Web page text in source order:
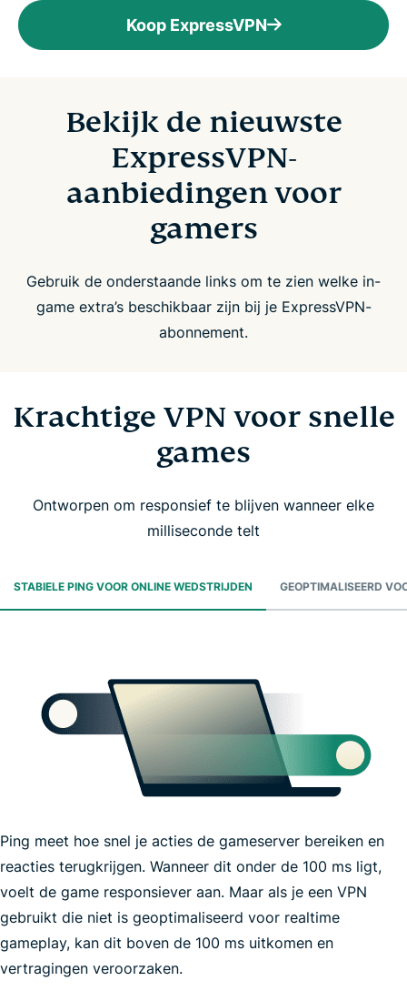
Koop ExpressVPN
Bekijk de nieuwste
ExpressVPN-
aanbiedingen voor
gamers
Gebruik de onderstaande links om te zien welke in-
game extra’s beschikbaar zijn bij je ExpressVPN-
abonnement.
Krachtige VPN voor snelle
games
Ontworpen om responsief te blijven wanneer elke
milliseconde telt
STABIELE PING VOOR ONLINE WEDSTRIJDEN GEOPTIMALISEERD
Ping meet hoe snel je acties de gameserver bereiken en
reacties terugkrijgen. Wanneer dit onder de 100 ms ligt,
voelt de game responsiever aan. Maar als je een VPN
gebruikt die niet is geoptimaliseerd voor realtime
gameplay, kan dit boven de 100 ms uitkomen en
vertragingen veroorzaken.